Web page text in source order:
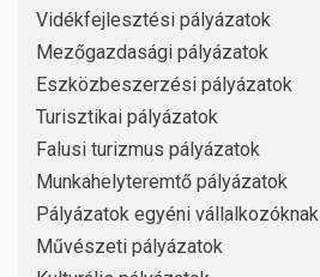
Vidékfejlesztési pályázatok
Mezőgazdasági pályázatok
Eszközbeszerzési pályázatok
Turisztikai pályázatok
Falusi turizmus pályázatok
Munkahelyteremtő pályázatok
Pályázatok egyéni vállalkozóknak
Művészeti pályázatok